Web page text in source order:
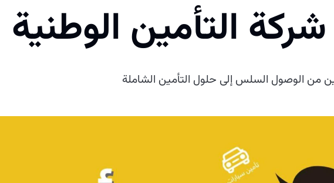
التأمين الوطنية
من الوصول السلس إلى حلول التأمين الشاملة